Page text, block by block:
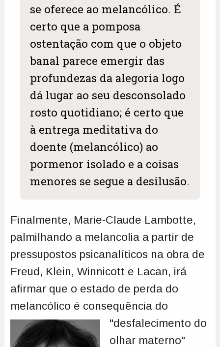
se oferece ao melancólico. É
certo que a pomposa
ostentação com que o objeto
banal parece emergir das
profundezas da alegoria logo
dá lugar ao seu desconsolado
rosto quotidiano; é certo que
à entrega meditativa do
doente (melancólico) ao
pormenor isolado e a coisas
menores se segue a desilusão.
Finalmente, Marie-Claude Lambotte,
palmilhando a melancolia a partir de
pressupostos psicanalíticos na obra de
Freud, Klein, Winnicott e Lacan, irá
afirmar que o estado de perda do
melancólico é consequência do
"desfalecimento do
olhar materno"